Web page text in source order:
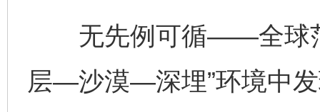
无先例可循——全球范
层—沙漠—深埋”环境中